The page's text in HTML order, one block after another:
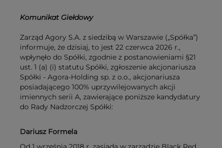
Komunikat Giełdowy
Zarząd Agory S.A. z siedzibą w Warszawie („Spółka”)
informuje, że dzisiaj, to jest 22 czerwca 2026 r.,
wpłynęło do Spółki, zgodnie z postanowieniami §21
ust. 1 (a) (i) statutu Spółki, zgłoszenie akcjonariusza
Spółki - Agora-Holding sp. z o.o., akcjonariusza
posiadającego 100% uprzywilejowanych akcji
imiennych serii A, zawierające poniższe kandydatury
do Rady Nadzorczej Spółki:
Dariusz Formela